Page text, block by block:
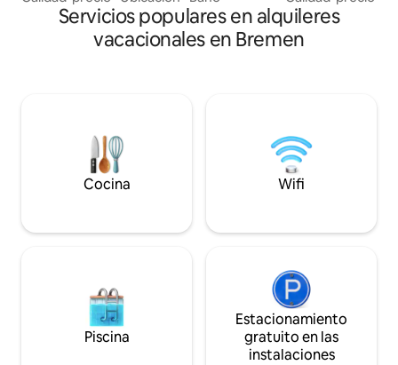
km de distancia de la Weserpromenade.
El apartamento consta de dos
dormitorios, una gran sala de estar, una
el Mar del Norte, Oldenburg o Bremen
establecida: caja
entrar en el
conveniencia.
generación
general. Reserva
Servicios populares en alquileres
vacacionales en Bremen
Cocina Wifi
Piscina
Estacionamiento
gratuito en las
instalaciones